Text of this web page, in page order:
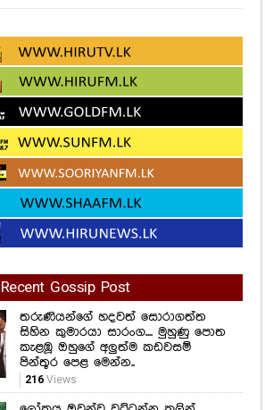
Recent Gossip Post